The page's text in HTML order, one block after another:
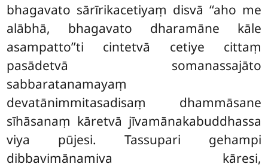
bhagavato sārīrikacetiyaṃ disvā ‘‘aho me
alābhā, bhagavato dharamāne kāle
asampatto’’ti cintetvā cetiye cittaṃ
pasādetvā somanassajāto
sabbaratanamayaṃ
devatānimmitasadisaṃ dhammāsane
sīhāsanaṃ kāretvā jīvamānakabuddhassa
viya pūjesi. Tassupari gehampi
dibbavimānamiva kāresi,